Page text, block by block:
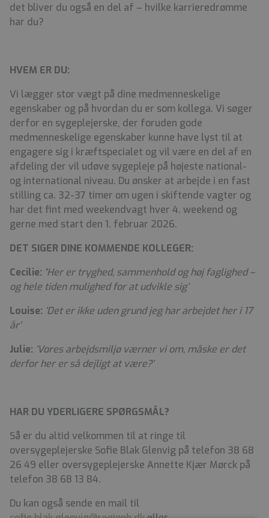
det bliver du også en del af – hvilke karrieredrømme
har du?
HVEM ER DU:
Vi lægger stor vægt på dine medmenneskelige
egenskaber og på hvordan du er som kollega. Vi søger
derfor en sygeplejerske, der foruden gode
medmenneskelige egenskaber kunne have lyst til at
engagere sig i kræftspecialet og vil være en del af en
afdeling der vil udøve sygepleje på højeste national-
og international niveau. Du ønsker at arbejde i en fast
stilling ca. 32-37 timer om ugen i skiftende vagter og
har det fint med weekendvagt hver 4. weekend og
gerne med start den 1. februar 2026.
DET SIGER DINE KOMMENDE KOLLEGER:
Cecilie: ’Her er tryghed, sammenhold og høj faglighed –
og hele tiden mulighed for at udvikle sig’
Louise: ’Det er ikke uden grund jeg har arbejdet her i 17
år’
Julie: ’Vores arbejdsmiljø værner vi om, måske er det
derfor her er så dejligt at være?’
HAR DU YDERLIGERE SPØRGSMÅL?
Så er du altid velkommen til at ringe til
oversygeplejerske Sofie Blak Glenvig på telefon 38 68
26 49 eller oversygeplejerske Annette Kjær Mørck på
telefon 38 68 13 84.
Du kan også sende en mail til